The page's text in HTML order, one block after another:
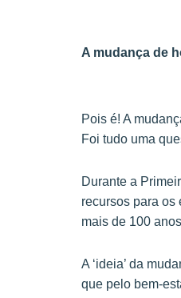
A mudança de
Pois é! A
Foi tudo uma
Durante a
recursos para os
mais de 100
A ‘ideia’ da
que pelo bem-